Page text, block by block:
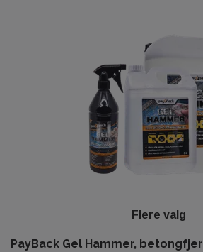
Flere valg
PayBack Gel Hammer,